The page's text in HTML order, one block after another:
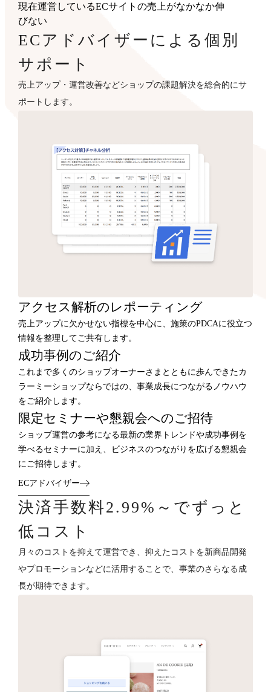
現在運営しているECサイトの売上がなかなか伸
びない
ECアドバイザーによる個別
サポート
売上アップ・運営改善などショップの課題解決を総合的にサ
ポートします。
アクセス解析のレポーティング
売上アップに欠かせない指標を中心に、施策のPDCAに役立つ
情報を整理してご共有します。
成功事例のご紹介
これまで多くのショップオーナーさまとともに歩んできたカ
ラーミーショップならではの、事業成長につながるノウハウ
をご紹介します。
限定セミナーや懇親会へのご招待
ショップ運営の参考になる最新の業界トレンドや成功事例を
学べるセミナーに加え、ビジネスのつながりを広げる懇親会
にご招待します。
ECアドバイザー
決済手数料2.99%～でずっと
低コスト
月々のコストを抑えて運営でき、抑えたコストを新商品開発
やプロモーションなどに活用することで、事業のさらなる成
長が期待できます。